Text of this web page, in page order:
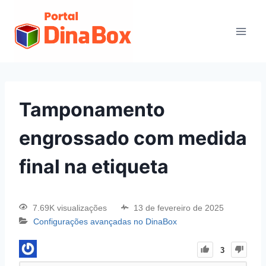
Tamponamento
engrossado com medida
final na etiqueta
7.69K visualizações
13 de fevereiro de 2025
Configurações avançadas no DinaBox
3